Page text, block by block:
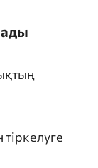
тіркелуге